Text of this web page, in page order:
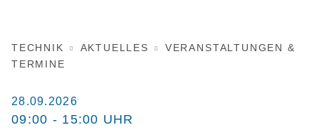
TECHNIK AKTUELLES
VERANSTALTUNGEN &
TERMINE
28.09.2026
09:00 - 15:00 UHR